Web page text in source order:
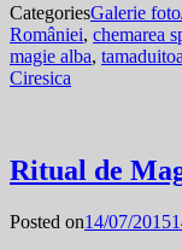
CategoriesGalerie
României, chemarea
magie alba,
Ciresica
Ritual de
Posted on14/07/2015